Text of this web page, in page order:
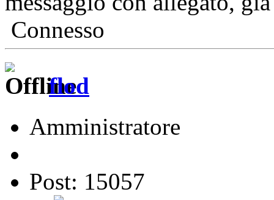
Connesso
flod
Amministratore
Post: 15057